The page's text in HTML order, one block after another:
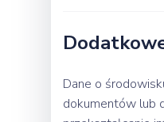
Dane o
dokumentów lub